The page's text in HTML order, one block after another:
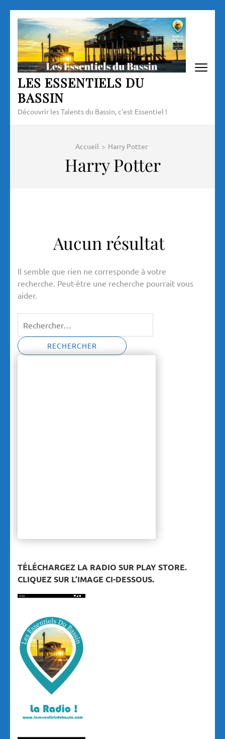
Aller
contenu
(Pressez
Entrée)
LES ESSENTIELS DU
BASSIN
Découvrir les Talents du Bassin, c'est Essentiel !
Accueil > Harry Potter
Harry Potter
Aucun résultat
Il semble que rien ne corresponde à votre
recherche. Peut-être une recherche pourrait vous
aider.
TÉLÉCHARGEZ LA RADIO SUR PLAY STORE.
CLIQUEZ SUR L’IMAGE CI-DESSOUS.